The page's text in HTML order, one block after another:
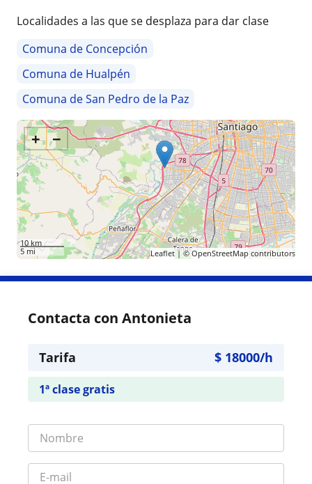
Localidades a las que se desplaza para dar clase
Comuna de Concepción
Comuna de Hualpén
Comuna de San Pedro de la Paz
+ −
10 km
5 mi
Leaflet| ©OpenStreetMapcontributors
Contacta con Antonieta
Tarifa $ 18000/h
1ª clase gratis